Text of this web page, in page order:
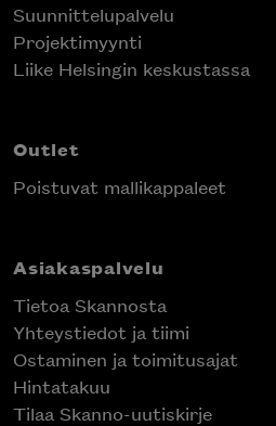
Suunnittelupalvelu
Projektimyynti
Liike Helsingin keskustassa
Outlet
Poistuvat mallikappaleet
Asiakaspalvelu
Tietoa Skannosta
Yhteystiedot ja tiimi
Ostaminen ja toimitusajat
Hintatakuu
Tilaa Skanno-uutiskirje